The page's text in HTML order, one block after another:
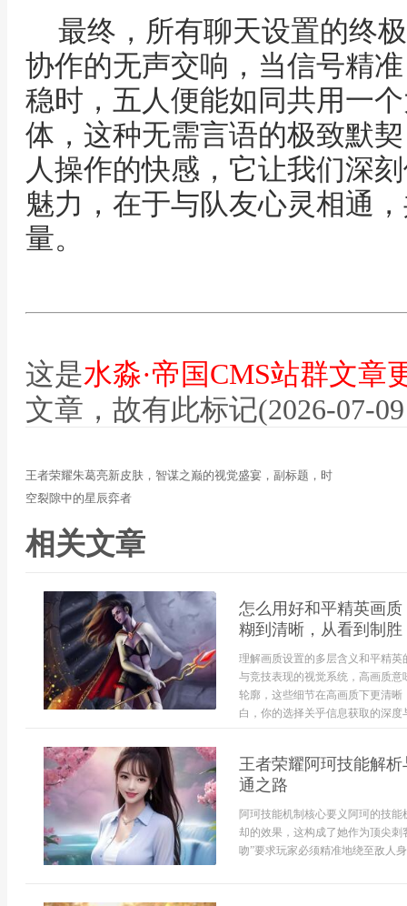
最终，所有聊天设置的终
协作的无声交响，当信号精
稳时，五人便能如同共用一
体，这种无需言语的极致默
人操作的快感，它让我们深
魅力，在于与队友心灵相通
量。
这是水淼·帝国CMS站群文章
文章，故有此标记(2026-07-
王者荣耀朱葛亮新皮肤，智谋之巅的视觉盛宴，副标题，时
空裂隙中的星辰弈者
相关文章
怎么用好和平精英画
糊到清晰，从看到制胜
理解画质设置的多层含义和平精
与竞技表现的视觉系统，高画质
轮廓，这些细节在高画质下更清
白，你的选择关乎信息获取的深
王者荣耀阿珂技能解
通之路
阿珂技能机制核心要义阿珂的技
却的效果，这构成了她作为顶尖
吻”要求玩家必须精准地绕至敌人